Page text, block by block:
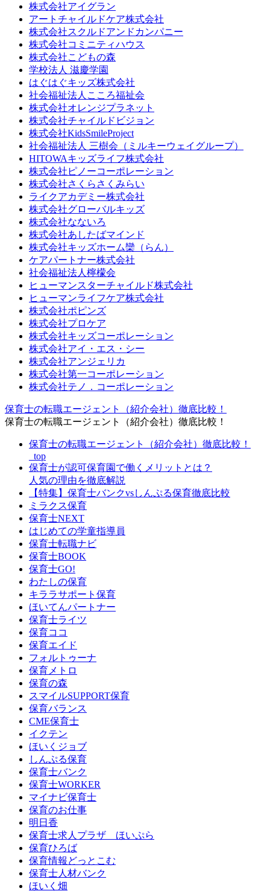
株式会社アイグラン
アートチャイルドケア株式会社
株式会社スクルドアンドカンパニー
株式会社コミニティハウス
株式会社こどもの森
学校法人 滋慶学園
はぐはぐキッズ株式会社
社会福祉法人こころ福祉会
株式会社オレンジプラネット
株式会社チャイルドビジョン
株式会社KidsSmileProject
社会福祉法人 三樹会（ミルキーウェイグループ）
HITOWAキッズライフ株式会社
株式会社ピノーコーポレーション
株式会社さくらさくみらい
ライクアカデミー株式会社
株式会社グローバルキッズ
株式会社なないろ
株式会社あしたばマインド
株式会社キッズホーム欒（らん）
ケアパートナー株式会社
社会福祉法人檸檬会
ヒューマンスターチャイルド株式会社
ヒューマンライフケア株式会社
株式会社ポピンズ
株式会社プロケア
株式会社キッズコーポレーション
株式会社アイ・エス・シー
株式会社アンジェリカ
株式会社第一コーポレーション
株式会社テノ．コーポレーション
保育士の転職エージェント（紹介会社）徹底比較！
保育士の転職エージェント（紹介会社）徹底比較！
保育士の転職エージェント（紹介会社）徹底比較！
_top
保育士が認可保育園で働くメリットとは？
人気の理由を徹底解説
【特集】保育士バンクvsしんぷる保育徹底比較
ミラクス保育
保育⼠NEXT
はじめての学童指導員
保育士転職ナビ
保育士BOOK
保育士GO!
わたしの保育
キララサポート保育
ほいてんパートナー
保育士ライツ
保育ココ
保育エイド
フォルトゥーナ
保育メトロ
保育の森
スマイルSUPPORT保育
保育バランス
CME保育士
イクテン
ほいくジョブ
しんぷる保育
保育士バンク
保育士WORKER
マイナビ保育士
保育のお仕事
明日香
保育士求人プラザ ほいぷら
保育ひろば
保育情報どっとこむ
保育士人材バンク
ほいく畑